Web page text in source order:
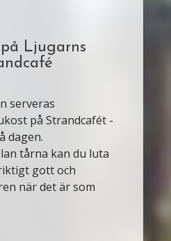
Ljugarns
serveras
på Strandcafét -
dagen.
tårna kan du luta
gott och
när det är som